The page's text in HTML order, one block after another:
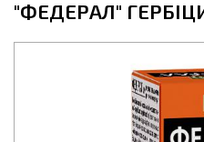
"ФЕДЕРАЛ"